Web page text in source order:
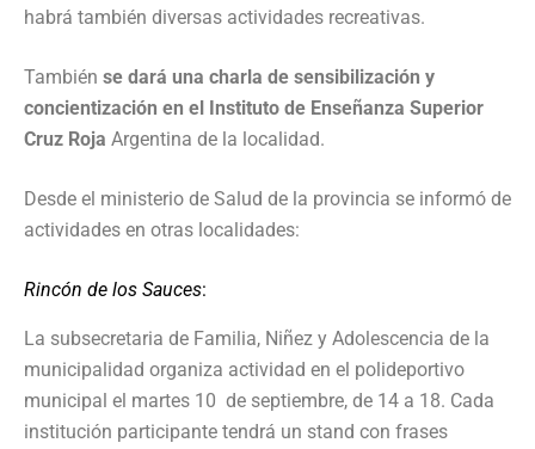
habrá también diversas actividades recreativas.
También se dará una charla de sensibilización y
concientización en el Instituto de Enseñanza Superior
Cruz Roja Argentina de la localidad.
Desde el ministerio de Salud de la provincia se informó de
actividades en otras localidades:
Rincón de los Sauces:
La subsecretaria de Familia, Niñez y Adolescencia de la
municipalidad organiza actividad en el polideportivo
municipal el martes 10 de septiembre, de 14 a 18. Cada
institución participante tendrá un stand con frases